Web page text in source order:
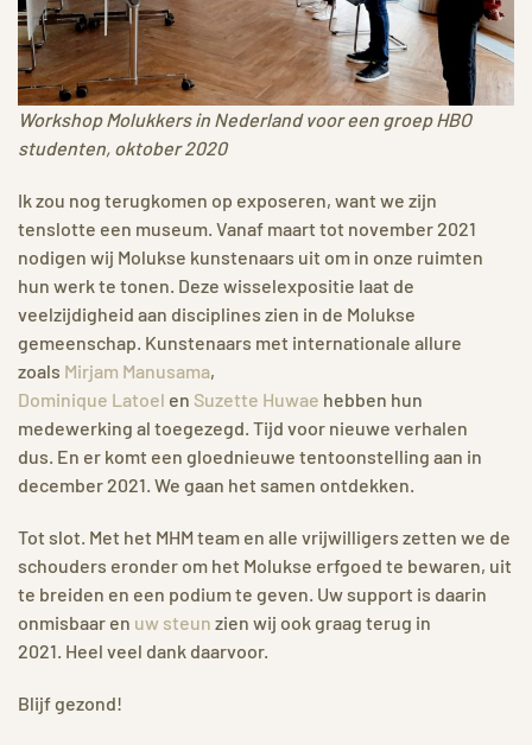
Workshop Molukkers in Nederland voor een groep HBO
studenten, oktober 2020
Ik zou nog terugkomen op exposeren, want we zijn
tenslotte een museum. Vanaf maart tot november 2021
nodigen wij Molukse kunstenaars uit om in onze ruimten
hun werk te tonen. Deze wisselexpositie laat de
veelzijdigheid aan disciplines zien in de Molukse
gemeenschap. Kunstenaars met internationale allure
zoals Mirjam Manusama,
Dominique Latoel en Suzette Huwae hebben hun
medewerking al toegezegd. Tijd voor nieuwe verhalen
dus. En er komt een gloednieuwe tentoonstelling aan in
december 2021. We gaan het samen ontdekken.
Tot slot. Met het MHM team en alle vrijwilligers zetten we de
schouders eronder om het Molukse erfgoed te bewaren, uit
te breiden en een podium te geven. Uw support is daarin
onmisbaar en uw steun zien wij ook graag terug in
2021. Heel veel dank daarvoor.
Blijf gezond!